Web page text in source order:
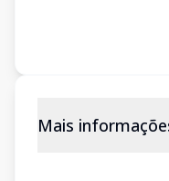
Mais